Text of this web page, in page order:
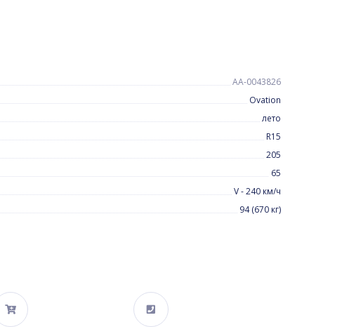
AA-0043826
Ovation
лето
R15
205
65
V - 240 км/ч
94 (670 кг)